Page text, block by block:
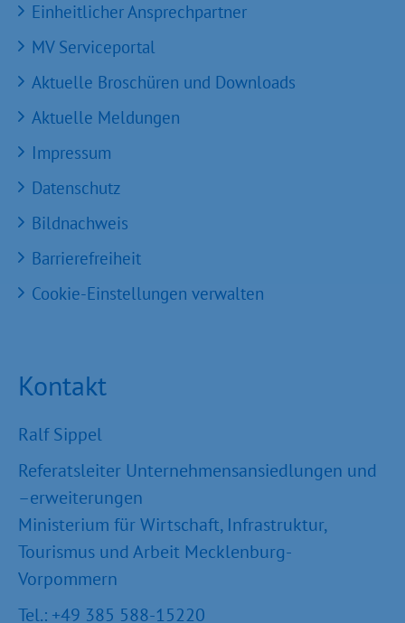
Einheitlicher Ansprechpartner
MV Serviceportal
Aktuelle Broschüren und Downloads
Aktuelle Meldungen
Impressum
Datenschutz
Bildnachweis
Barrierefreiheit
Cookie-Einstellungen verwalten
Kontakt
Ralf Sippel
Referatsleiter Unternehmensansiedlungen und
–erweiterungen
Ministerium für Wirtschaft, Infrastruktur,
Tourismus und Arbeit Mecklenburg-
Vorpommern
Tel.: +49 385 588-15220